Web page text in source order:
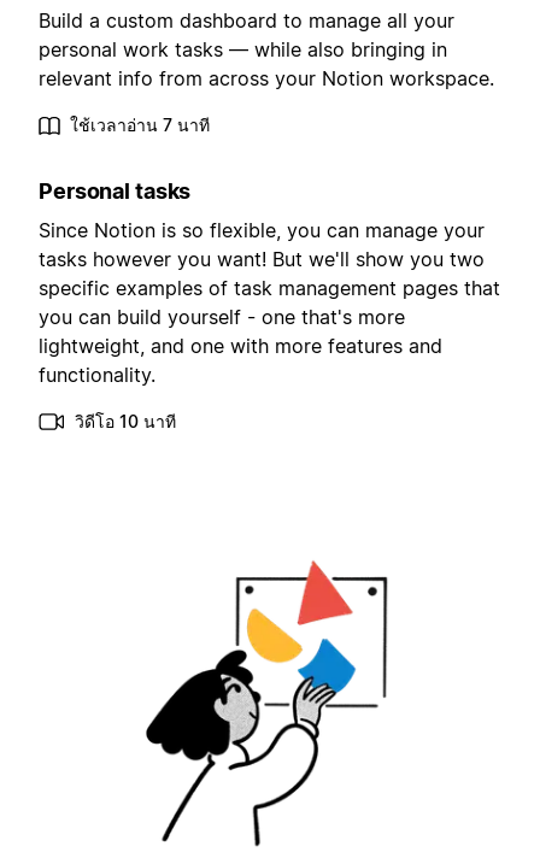
Build a custom dashboard to manage all your
personal work tasks — while also bringing in
relevant info from across your Notion workspace.
ใช้เวลาอ่าน 7 นาที
Personal tasks
Since Notion is so flexible, you can manage your
tasks however you want! But we'll show you two
specific examples of task management pages that
you can build yourself - one that's more
lightweight, and one with more features and
functionality.
วิดีโอ 10 นาที